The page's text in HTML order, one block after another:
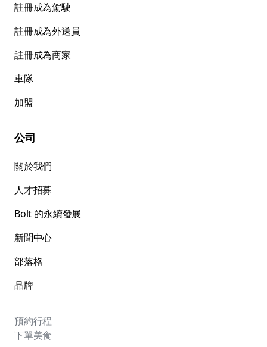
註冊成為駕駛
註冊成為外送員
註冊成為商家
車隊
加盟
公司
關於我們
人才招募
Bolt 的永續發展
新聞中心
部落格
品牌
預約行程
下單美食